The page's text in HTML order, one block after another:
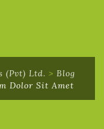
(Pvt) Ltd. > Blog
Dolor Sit Amet